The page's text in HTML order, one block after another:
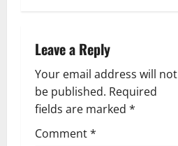
v
i
g
a
Leave a Reply
Your email address will not
be published. Required
fields are marked *
Comment*